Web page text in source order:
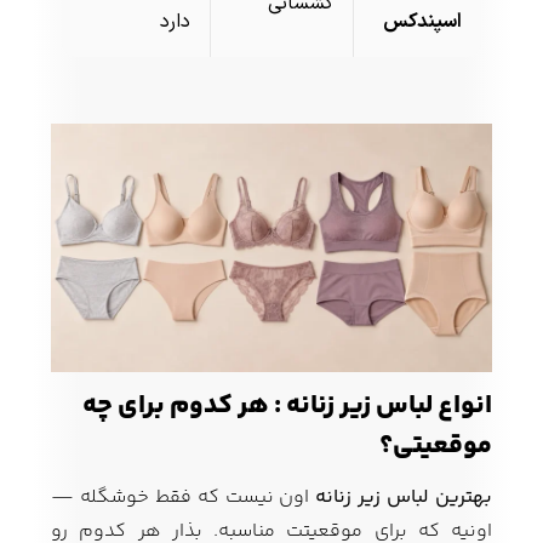
اسپندکس دارد
انواع لباس زیر زنانه : هر کدوم برای چه
موقعیتی؟
بهترین لباس زیر زنانه اون نیست که فقط خوشگله —
اونیه که برای موقعیتت مناسبه. بذار هر کدوم رو